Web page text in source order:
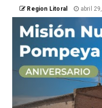
Region Litoral abril